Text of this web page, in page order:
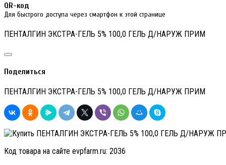
QR-код
Для быстрого доступа через смартфон к этой странице
ПЕНТАЛГИН ЭКСТРА-ГЕЛЬ 5% 100,0 ГЕЛЬ Д/НАРУЖ ПРИМ
Поделиться
ПЕНТАЛГИН ЭКСТРА-ГЕЛЬ 5% 100,0 ГЕЛЬ Д/НАРУЖ ПРИМ
Код товара на сайте evpfarm.ru: 2036